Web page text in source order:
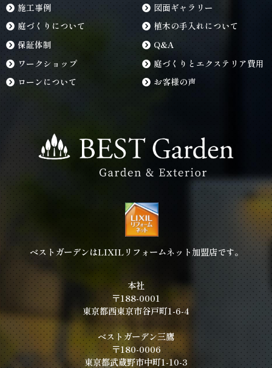
施工事例
図面ギャラリー
庭づくりについて
植木の手入れについて
保証体制
Q&A
ワークショップ
庭づくりとエクステリア費用
ローンについて
お客様の声
ベストガーデンはLIXILリフォームネット加盟店です。
本社
〒188-0001
東京都西東京市谷戸町1-6-4
ベストガーデン三鷹
〒180-0006
東京都武蔵野市中町1-10-3